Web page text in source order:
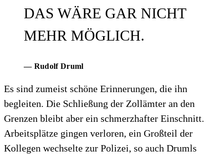
DAS WÄRE GAR NICHT
MEHR MÖGLICH.
— Rudolf Druml
Es sind zumeist schöne Erinnerungen, die ihn
begleiten. Die Schließung der Zollämter an den
Grenzen bleibt aber ein schmerzhafter Einschnitt.
Arbeitsplätze gingen verloren, ein Großteil der
Kollegen wechselte zur Polizei, so auch Drumls